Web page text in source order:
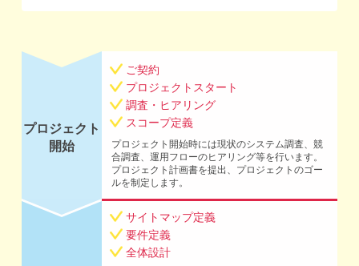
プロジェクト
開始
ご契約
プロジェクトスタート
調査・ヒアリング
スコープ定義
プロジェクト開始時には現状のシステム調査、競
合調査、運用フローのヒアリング等を行います。
プロジェクト計画書を提出、プロジェクトのゴー
ルを制定します。
サイトマップ定義
要件定義
全体設計